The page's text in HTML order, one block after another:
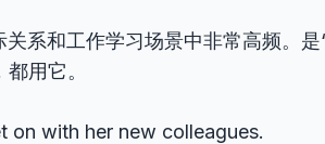
系和工作学习场景中非常高频。是
用它。
on with her new colleagues.